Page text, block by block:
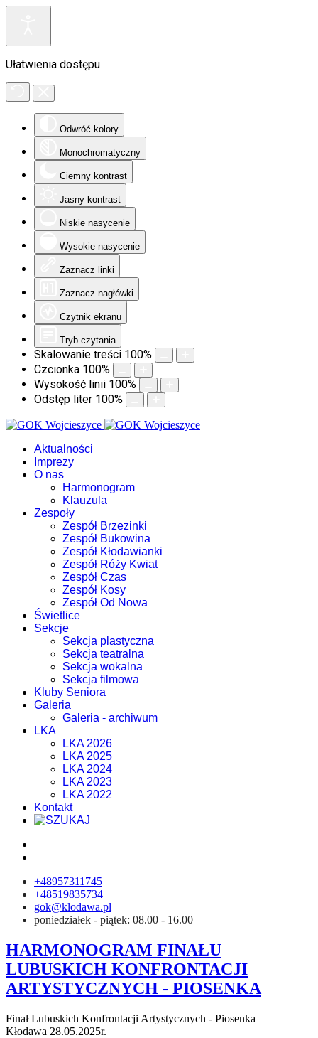
Ułatwienia dostępu
Odwróć kolory
Monochromatyczny
Ciemny kontrast
Jasny kontrast
Niskie nasycenie
Wysokie nasycenie
Zaznacz linki
Zaznacz nagłówki
Czytnik ekranu
Tryb czytania
Skalowanie treści 100%
Czcionka 100%
Wysokość linii 100%
Odstęp liter 100%
Aktualności
Imprezy
O nas
Harmonogram
Klauzula
Zespoły
Zespół Brzezinki
Zespół Bukowina
Zespół Kłodawianki
Zespół Róży Kwiat
Zespół Czas
Zespół Kosy
Zespół Od Nowa
Świetlice
Sekcje
Sekcja plastyczna
Sekcja teatralna
Sekcja wokalna
Sekcja filmowa
Kluby Seniora
Galeria
Galeria - archiwum
LKA
LKA 2026
LKA 2025
LKA 2024
LKA 2023
LKA 2022
Kontakt
+48957311745
+48519835734
gok@klodawa.pl
poniedziałek - piątek: 08.00 - 16.00
HARMONOGRAM FINAŁU
LUBUSKICH KONFRONTACJI
ARTYSTYCZNYCH - PIOSENKA
Finał Lubuskich Konfrontacji Artystycznych - Piosenka
Kłodawa 28.05.2025r.